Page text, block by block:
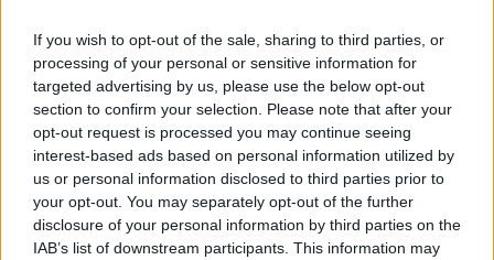
If you wish to opt-out of the sale, sharing to third parties, or
processing of your personal or sensitive information for
targeted advertising by us, please use the below opt-out
section to confirm your selection. Please note that after your
opt-out request is processed you may continue seeing
interest-based ads based on personal information utilized by
us or personal information disclosed to third parties prior to
your opt-out. You may separately opt-out of the further
disclosure of your personal information by third parties on the
IAB’s list of downstream participants. This information may
MONDEN
Elena Udrea, mesaj la un an de la eliberare:
„Dumnezeu îți dă mereu cât poți să duci”